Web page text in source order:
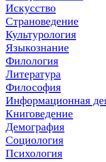
Искусство
Страноведение
Культурология
Языкознание
Филология
Литература
Философия
Информационная
Книговедение
Демография
Социология
Психология